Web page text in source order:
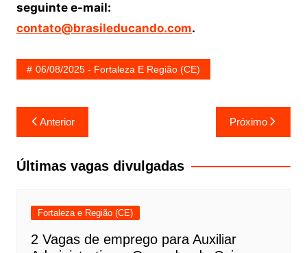
seguinte e-mail:
contato@brasileducando.com.
06/08/2025 - Fortaleza E Região (CE)
Navegação
de
Post
Anterior Próximo
Últimas vagas divulgadas
Fortaleza e Região (CE)
2 Vagas de emprego para Auxiliar